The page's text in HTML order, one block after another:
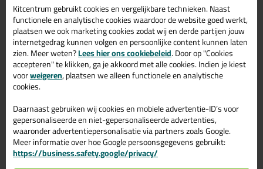
Elastisch
Overschilderbaar
Siliconenvrij
Isocyanaatvrij
LEED® -certificatie Ottocoll M501
Lijmen en afdichtingkitten van OTTO scoren bij LEED®
een door het U.S. Green Building Council ontwikkelt systeem voor
de classificatie met betrekking tot milieuvriendelijk bouwen.
Eigenschappen Ottocoll M501 310ml
Merk
Kitcentrum gebruikt cookies en vergelijkbare technieken. Naast
functionele en analytische cookies waardoor de website goed werkt,
plaatsen we ook marketing cookies zodat wij en derde partijen jouw
internetgedrag kunnen volgen en persoonlijke content kunnen laten
zien. Meer weten?Lees hier ons cookiebeleid. Door op "Cookies
accepteren" te klikken, ga je akkoord met alle cookies. Indien je kiest
voorweigeren, plaatsen we alleen functionele en analytische
cookies.
Daarnaast gebruiken wij cookies en mobiele advertentie-ID’s voor
gepersonaliseerde en niet-gepersonaliseerde advertenties,
waaronder advertentiepersonalisatie via partners zoals Google.
Meer informatie over hoe Google persoonsgegevens gebruikt:
https://business.safety.google/privacy/